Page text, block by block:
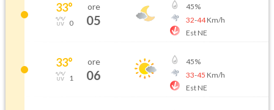
33°
0
ore
05
45%
32-44Km/h
Est NE
33°
1
ore
06
45%
33-45 Km/h
Est NE